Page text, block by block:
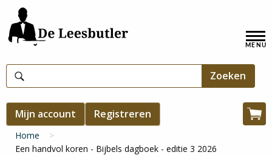
Overslaan
en
naar
inhoud
gaan
Hoofdnavigatie
Gebruikersmenu
Mijn account Registreren
Kruimelpad
Home
Een handvol koren - Bijbels dagboek - editie 3 2026